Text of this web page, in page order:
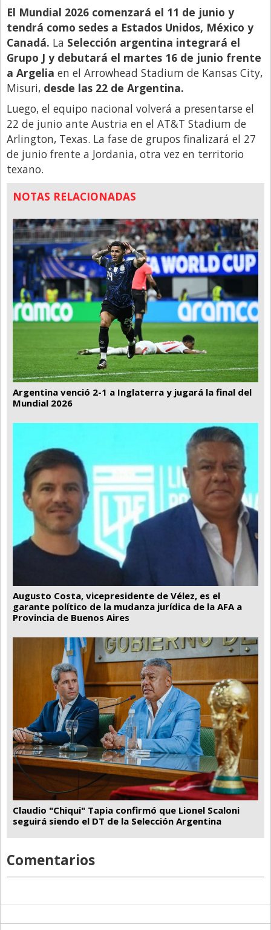
El Mundial 2026 comenzará el 11 de junio y
tendrá como sedes a Estados Unidos, México y
Canadá. La Selección argentina integrará el
Grupo J y debutará el martes 16 de junio frente
a Argelia en el Arrowhead Stadium de Kansas City,
Misuri, desde las 22 de Argentina.
Luego, el equipo nacional volverá a presentarse el
22 de junio ante Austria en el AT&T Stadium de
Arlington, Texas. La fase de grupos finalizará el 27
de junio frente a Jordania, otra vez en territorio
texano.
NOTAS RELACIONADAS
Argentina venció 2-1 a Inglaterra y jugará la final del
Mundial 2026
Augusto Costa, vicepresidente de Vélez, es el
garante político de la mudanza jurídica de la AFA a
Provincia de Buenos Aires
Claudio "Chiqui" Tapia confirmó que Lionel Scaloni
seguirá siendo el DT de la Selección Argentina
Comentarios